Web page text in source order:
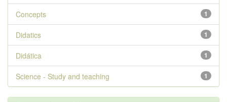
1
Concepts
1
Didatics
1
Didática
1
Science - Study and teaching